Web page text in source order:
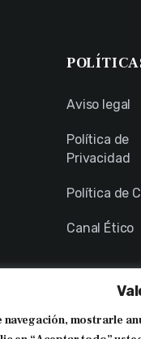
mostrarle
Aviso legal
Política de
Privacidad
Política de
Canal Ético
de Illes